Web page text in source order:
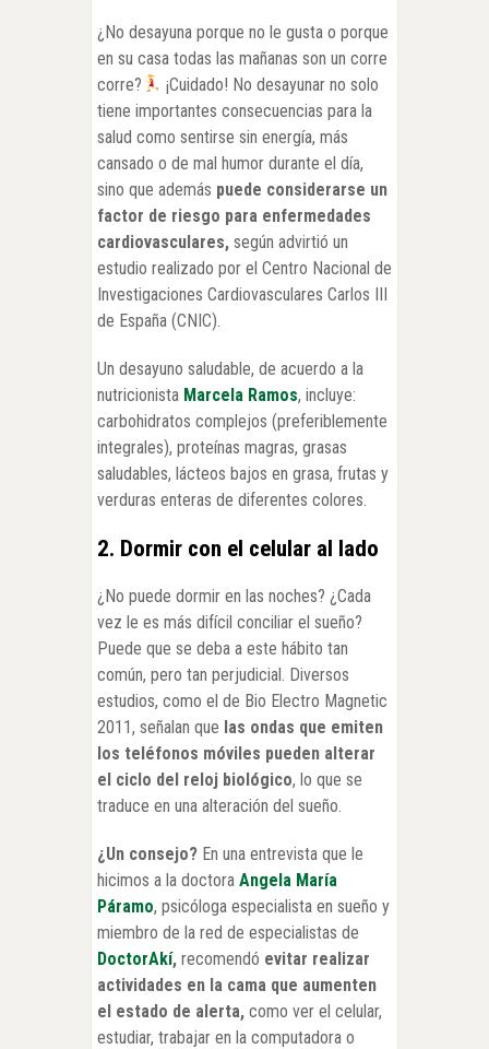
¿No desayuna porque no le gusta o porque
en su casa todas las mañanas son un corre
corre?
¡Cuidado! No desayunar no solo
tiene importantes consecuencias para la
salud como sentirse sin energía, más
cansado o de mal humor durante el día,
sino que además puede considerarse un
factor de riesgo para enfermedades
cardiovasculares, según advirtió un
estudio realizado por el Centro Nacional de
Investigaciones Cardiovasculares Carlos III
de España (CNIC).
Un desayuno saludable, de acuerdo a la
nutricionista Marcela Ramos, incluye:
carbohidratos complejos (preferiblemente
integrales), proteínas magras, grasas
saludables, lácteos bajos en grasa, frutas y
verduras enteras de diferentes colores.
2. Dormir con el celular al lado
¿No puede dormir en las noches? ¿Cada
vez le es más difícil conciliar el sueño?
Puede que se deba a este hábito tan
común, pero tan perjudicial. Diversos
estudios, como el de Bio Electro Magnetic
2011, señalan que las ondas que emiten
los teléfonos móviles pueden alterar
el ciclo del reloj biológico, lo que se
traduce en una alteración del sueño.
¿Un consejo? En una entrevista que le
hicimos a la doctora Angela María
Páramo, psicóloga especialista en sueño y
miembro de la red de especialistas de
DoctorAkí, recomendó evitar realizar
actividades en la cama que aumenten
el estado de alerta, como ver el celular,
estudiar, trabajar en la computadora o